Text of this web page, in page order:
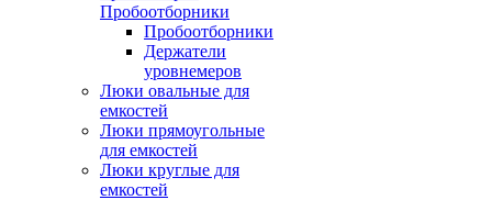
Пробоотборники
Пробоотборники
Держатели
уровнемеров
Люки овальные для
емкостей
Люки прямоугольные
для емкостей
Люки круглые для
емкостей